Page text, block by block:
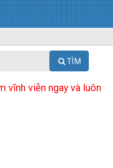
TÌM
vĩnh viễn ngay và luôn